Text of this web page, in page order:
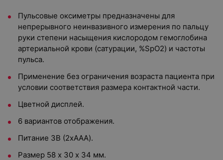
Пульсовые оксиметры предназначены для
непрерывного неинвазивного измерения по пальцу
руки степени насыщения кислородом гемоглобина
артериальной крови (сатурации, %SpO2) и частоты
пульса.
Применение без ограничения возраста пациента при
условии соответствия размера контактной части.
Цветной дисплей.
6 вариантов отображения.
Питание 3В (2xAAA).
Размер 58 х 30 х 34 мм.